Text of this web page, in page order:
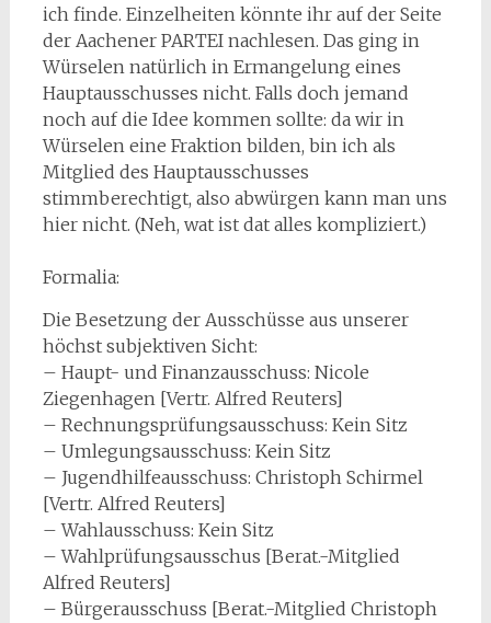
ich finde. Einzelheiten könnte ihr auf der Seite
der Aachener PARTEI nachlesen. Das ging in
Würselen natürlich in Ermangelung eines
Hauptausschusses nicht. Falls doch jemand
noch auf die Idee kommen sollte: da wir in
Würselen eine Fraktion bilden, bin ich als
Mitglied des Hauptausschusses
stimmberechtigt, also abwürgen kann man uns
hier nicht. (Neh, wat ist dat alles kompliziert.)
Formalia:
Die Besetzung der Ausschüsse aus unserer
höchst subjektiven Sicht:
– Haupt- und Finanzausschuss: Nicole
Ziegenhagen [Vertr. Alfred Reuters]
– Rechnungsprüfungsausschuss: Kein Sitz
– Umlegungsausschuss: Kein Sitz
– Jugendhilfeausschuss: Christoph Schirmel
[Vertr. Alfred Reuters]
– Wahlausschuss: Kein Sitz
– Wahlprüfungsausschus [Berat.-Mitglied
Alfred Reuters]
– Bürgerausschuss [Berat.-Mitglied Christoph